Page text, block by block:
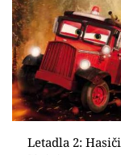
Sex a vztahy
Videa
Sledujte
Přihlášení
Letadla 2: